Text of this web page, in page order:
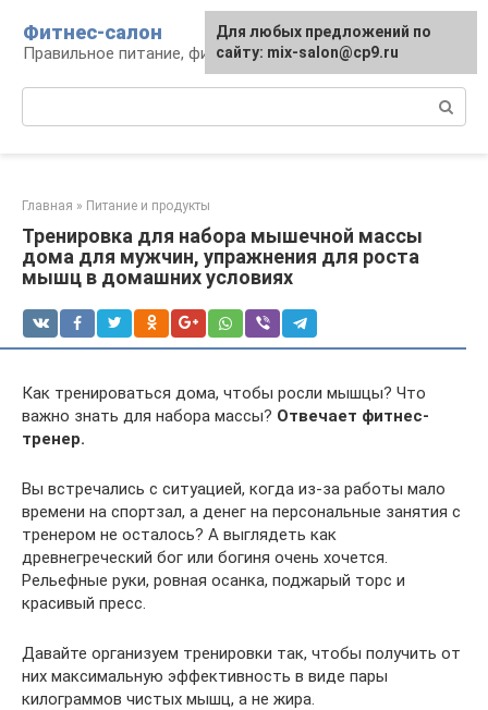
контенту
Фитнес-салон
Правильное питание, фитнес, образ жизни
Главная » Питание и продукты
Тренировка для набора мышечной массы
дома для мужчин, упражнения для роста
мышц в домашних условиях
Как тренироваться дома, чтобы росли мышцы? Что
важно знать для набора массы? Отвечает фитнес-
тренер.
Вы встречались с ситуацией, когда из-за работы мало
времени на спортзал, а денег на персональные занятия с
тренером не осталось? А выглядеть как
древнегреческий бог или богиня очень хочется.
Рельефные руки, ровная осанка, поджарый торс и
красивый пресс.
Давайте организуем тренировки так, чтобы получить от
них максимальную эффективность в виде пары
килограммов чистых мышц, а не жира.
Для любых предложений по
сайту: mix-salon@cp9.ru